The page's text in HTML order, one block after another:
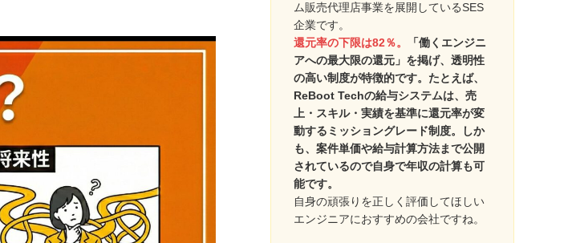
ム販売代理店事業を展開しているSES
企業です。
還元率の下限は82％。
「働くエンジニ
アへの最大限の還元」を掲げ、透明性
の高い制度が特徴的です。たとえば、
ReBoot Techの給与システムは、売
上・スキル・実績を基準に還元率が変
動するミッショングレード制度。しか
も、案件単価や給与計算方法まで公開
されているので自身で年収の計算も可
能です。
自身の頑張りを正しく評価してほしい
エンジニアにおすすめの会社ですね。